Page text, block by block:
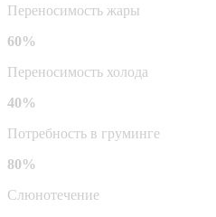
Переносимость жары
60%
Переносимость холода
40%
Потребность в груминге
80%
Слюнотечение